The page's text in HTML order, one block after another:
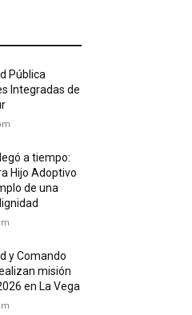
Pública
Integradas de
a tiempo:
Hijo Adoptivo
de una
y Comando
misión
en La Vega